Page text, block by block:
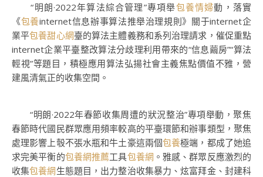
“明朗·2022年算法綜合管理”專項舉包養情婦動，落實
《包養internet信息辦事算法推舉治理規則》關于internet企
業平包養甜心網臺的算法主體義務和系列治理請求，催促重點
internet企業平臺整改算法分歧理利用帶來的“信息繭房”“算法
輕視”等題目，積極應用算法弘揚社會主義焦點價值不雅，營
建風清氣正的收集空間。
“明朗·2022年春節收集周遭的狀況整治”專項舉動，聚焦
春節時代國民群眾應用頻率較高的平臺環節和辦事類型，聚焦
處理影響上彀不張水瓶和牛土豪這兩個包養極端，都成了她追
求完美平衡的包養網推薦工具包養網 。雅感、群眾反應激烈的
收集包養網生態題目，出力整治收集暴力、炫富拜金、封建科